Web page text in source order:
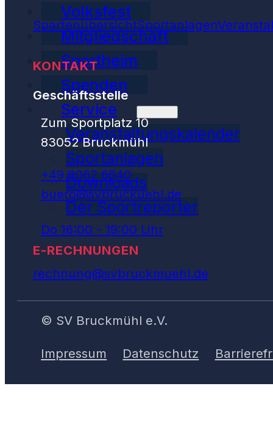
Volksfest
Mitgliedschaft
Sportheim
Spenden
Service
Veranstaltungskalender
Sportanlagen
Downloads
Der Sportreporter
SpartenübersichtSportanlagen
KONTAKT
Geschäftsstelle
Zum Sportplatz 10
83052 Bruckmühl
+49 8062 6640
buero@svbruckuehl.de
Do 16:00 - 19:00 Uhr
E-RECHNUNGEN
rechnung@svbruckmuehl.de
© SV Bruckmühl e.V.
Impressum Datenschutz